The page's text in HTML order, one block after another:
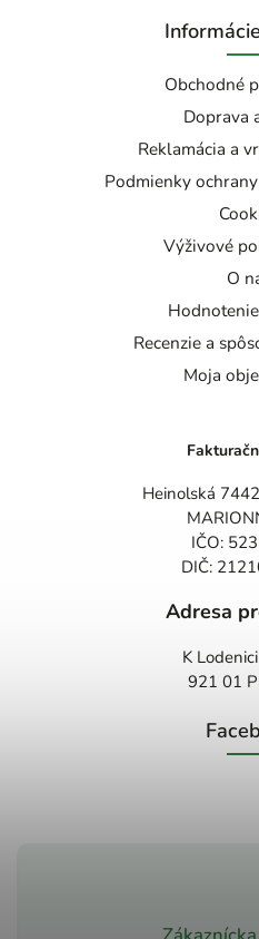
Obchodné
Doprava
Reklamácia a
Podmienky
Výživové
O
Recenzie a
Moja
Heinolská
IČO:
DIČ:
Adresa
K
921 01